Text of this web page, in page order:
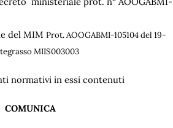
del MIM Prot. AOOGABMI-105104 del 19-
MIIS003003
normativi in essi contenuti
COMUNICA